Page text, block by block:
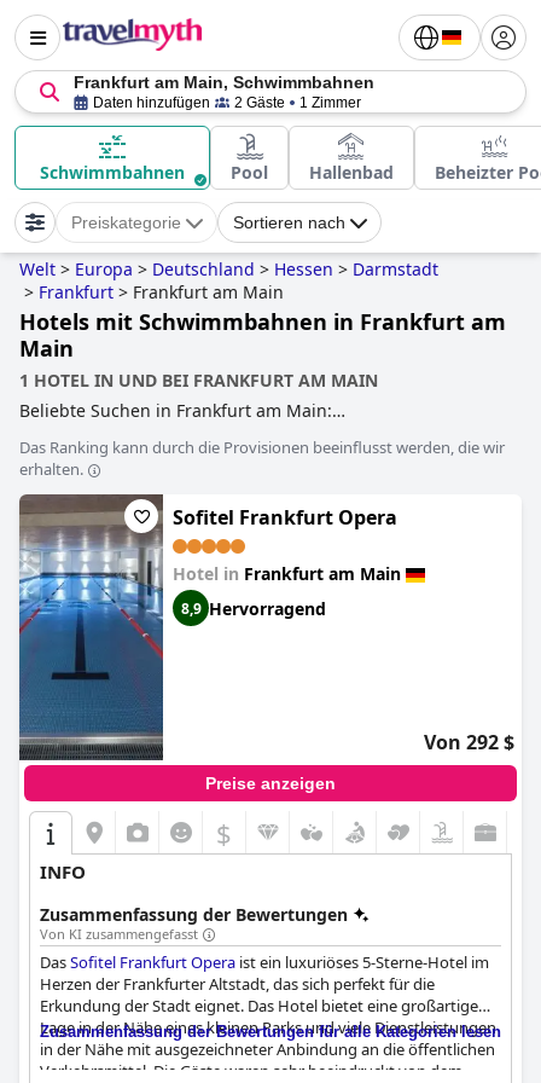
Frankfurt am Main, Schwimmbahnen
Daten hinzufügen 2 Gäste 1 Zimmer
Schwimmbahnen Pool Hallenbad Beheizter
Preiskategorie Sortieren nach
Welt > Europa > Deutschland > Hessen > Darmstadt
> Frankfurt > Frankfurt am Main
Hotels mit Schwimmbahnen in Frankfurt am
Main
1 HOTEL IN UND BEI FRANKFURT AM MAIN
Beliebte Suchen in Frankfurt am Main:
mit pool auf dem dach,hotels mit privatpool,
wellnesshotels
außergewöhnliche hotels
hundefreundliche hotelsandhotels mit schwimmbahnen
Das Ranking kann durch die Provisionen beeinflusst werden, die wir
erhalten.
Sofitel Frankfurt Opera
Hotel in Frankfurt am Main
8,9 Hervorragend
Von 292 $
Preise anzeigen
$
INFO
Zusammenfassung der Bewertungen
Von KI zusammengefasst
DasSofitel Frankfurt Opera ist ein luxuriöses 5-Sterne-Hotel im
Herzen der Frankfurter Altstadt, das sich perfekt für die
Erkundung der Stadt eignet. Das Hotel bietet eine großartige
Lage in der Nähe eines kleinen Parks und viele Dienstleistungen
in der Nähe mit ausgezeichneter Anbindung an die öffentlichen
Verkehrsmittel. Die Gäste waren sehr beeindruckt von dem
Zusammenfassung der Bewertungen für alle Kategorien lesen